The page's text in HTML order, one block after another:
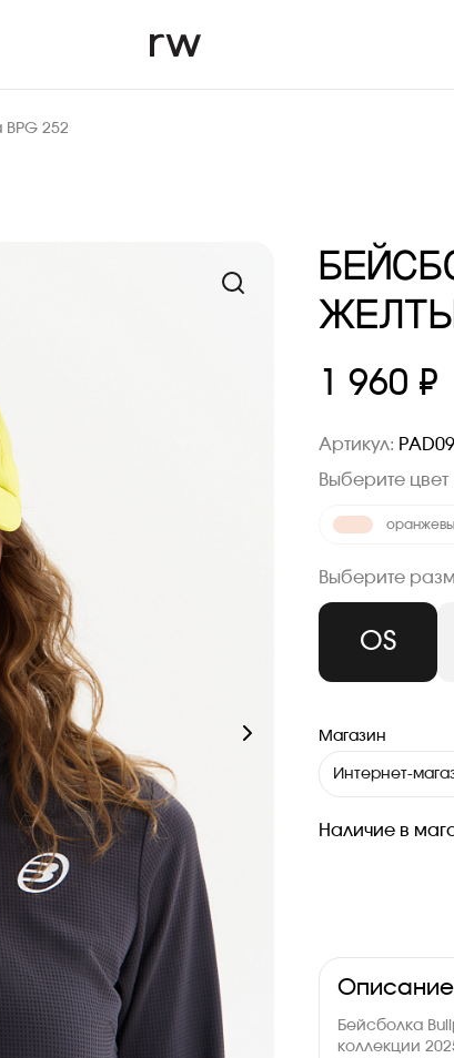
252
1 960 ₽
Артикул:
Выберите
OS
Выберите цвет
Магазин
Интернет-
Наличие в
Описание
Бейсболка
коллекции